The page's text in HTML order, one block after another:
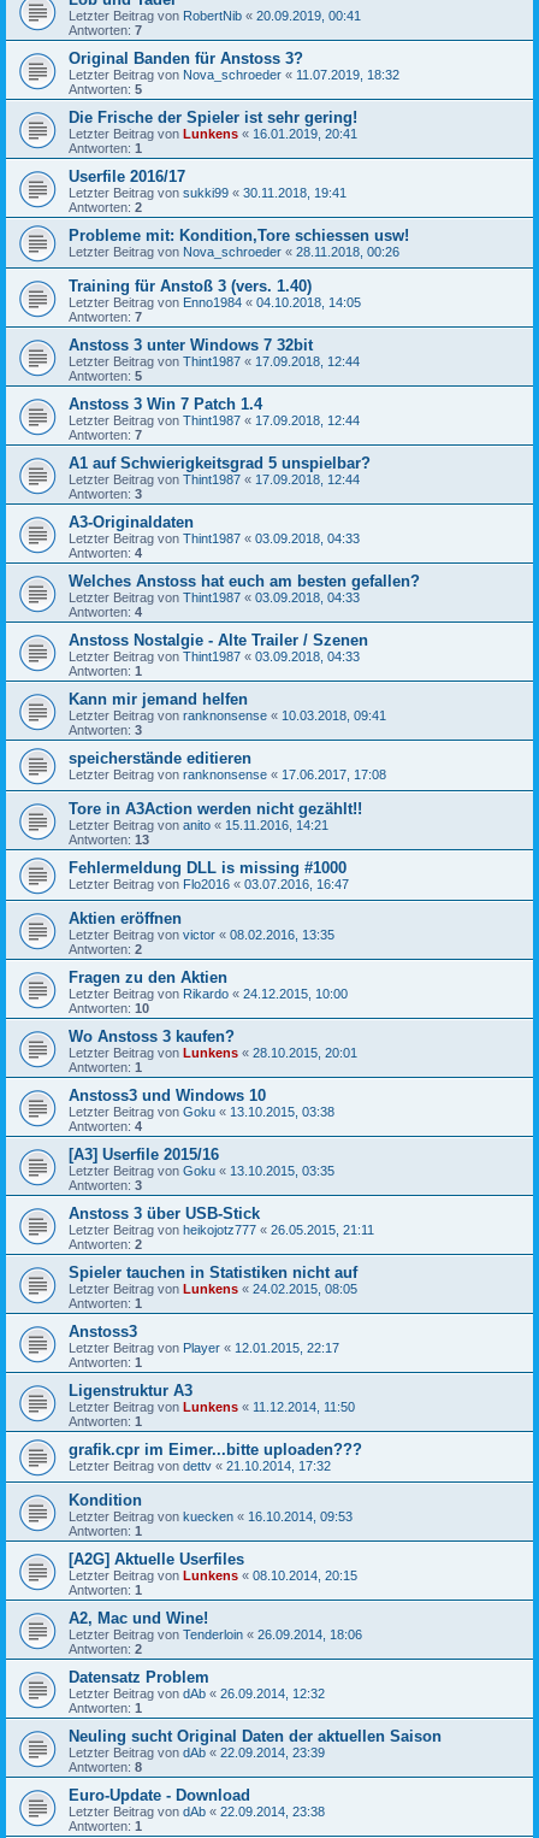
Letzter Beitrag von RobertNib « 20.09.2019, 00:41
Antworten: 7
Original Banden für Anstoss 3?
Letzter Beitrag von Nova_schroeder « 11.07.2019, 18:32
Antworten: 5
Die Frische der Spieler ist sehr gering!
Letzter Beitrag von Lunkens « 16.01.2019, 20:41
Antworten: 1
Userfile 2016/17
Letzter Beitrag von sukki99 « 30.11.2018, 19:41
Antworten: 2
Probleme mit: Kondition,Tore schiessen usw!
Letzter Beitrag von Nova_schroeder « 28.11.2018, 00:26
Training für Anstoß 3 (vers. 1.40)
Letzter Beitrag von Enno1984 « 04.10.2018, 14:05
Antworten: 7
Anstoss 3 unter Windows 7 32bit
Letzter Beitrag von Thint1987 « 17.09.2018, 12:44
Antworten: 5
Anstoss 3 Win 7 Patch 1.4
Letzter Beitrag von Thint1987 « 17.09.2018, 12:44
Antworten: 7
A1 auf Schwierigkeitsgrad 5 unspielbar?
Letzter Beitrag von Thint1987 « 17.09.2018, 12:44
Antworten: 3
A3-Originaldaten
Letzter Beitrag von Thint1987 « 03.09.2018, 04:33
Antworten: 4
Welches Anstoss hat euch am besten gefallen?
Letzter Beitrag von Thint1987 « 03.09.2018, 04:33
Antworten: 4
Anstoss Nostalgie - Alte Trailer / Szenen
Letzter Beitrag von Thint1987 « 03.09.2018, 04:33
Antworten: 1
Kann mir jemand helfen
Letzter Beitrag von ranknonsense « 10.03.2018, 09:41
Antworten: 3
speicherstände editieren
Letzter Beitrag von ranknonsense « 17.06.2017, 17:08
Tore in A3Action werden nicht gezählt!!
Letzter Beitrag von anito « 15.11.2016, 14:21
Antworten: 13
Fehlermeldung DLL is missing #1000
Letzter Beitrag von Flo2016 « 03.07.2016, 16:47
Aktien eröffnen
Letzter Beitrag von victor « 08.02.2016, 13:35
Antworten: 2
Fragen zu den Aktien
Letzter Beitrag von Rikardo « 24.12.2015, 10:00
Antworten: 10
Wo Anstoss 3 kaufen?
Letzter Beitrag von Lunkens « 28.10.2015, 20:01
Antworten: 1
Anstoss3 und Windows 10
Letzter Beitrag von Goku « 13.10.2015, 03:38
Antworten: 4
[A3] Userfile 2015/16
Letzter Beitrag von Goku « 13.10.2015, 03:35
Antworten: 3
Anstoss 3 über USB-Stick
Letzter Beitrag von heikojotz777 « 26.05.2015, 21:11
Antworten: 2
Spieler tauchen in Statistiken nicht auf
Letzter Beitrag von Lunkens « 24.02.2015, 08:05
Antworten: 1
Anstoss3
Letzter Beitrag von Player « 12.01.2015, 22:17
Antworten: 1
Ligenstruktur A3
Letzter Beitrag von Lunkens « 11.12.2014, 11:50
Antworten: 1
grafik.cpr im Eimer...bitte uploaden???
Letzter Beitrag von dettv « 21.10.2014, 17:32
Kondition
Letzter Beitrag von kuecken « 16.10.2014, 09:53
Antworten: 1
[A2G] Aktuelle Userfiles
Letzter Beitrag von Lunkens « 08.10.2014, 20:15
Antworten: 1
A2, Mac und Wine!
Letzter Beitrag von Tenderloin « 26.09.2014, 18:06
Antworten: 2
Datensatz Problem
Letzter Beitrag von dAb « 26.09.2014, 12:32
Antworten: 1
Neuling sucht Original Daten der aktuellen Saison
Letzter Beitrag von dAb « 22.09.2014, 23:39
Antworten: 8
Euro-Update - Download
Letzter Beitrag von dAb « 22.09.2014, 23:38
Antworten: 1